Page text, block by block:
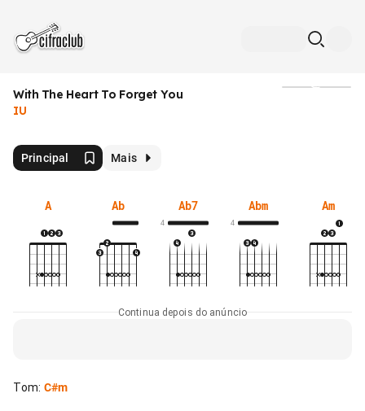
With The Heart To Forget You
IU
Principal Mais
A Ab Ab7
4
Abm
4
Am
Continua depois do anúncio
Tom: C#m